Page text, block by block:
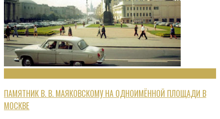
ПАМЯТНИК В. В. МАЯКОВСКОМУ НА ОДНОИМЁННОЙ ПЛОЩАДИ В
МОСКВЕ